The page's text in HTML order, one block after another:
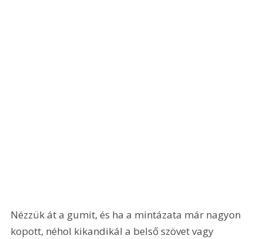
Nézzük át a gumit, és ha a mintázata már nagyon
kopott, néhol kikandikál a belső szövet vagy